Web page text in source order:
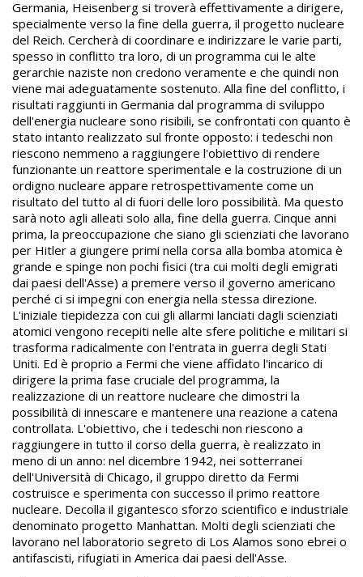
Germania, Heisenberg si troverà effettivamente a dirigere,
specialmente verso la fine della guerra, il progetto nucleare
del Reich. Cercherà di coordinare e indirizzare le varie parti,
spesso in conflitto tra loro, di un programma cui le alte
gerarchie naziste non credono veramente e che quindi non
viene mai adeguatamente sostenuto. Alla fine del conflitto, i
risultati raggiunti in Germania dal programma di sviluppo
dell'energia nucleare sono risibili, se confrontati con quanto è
stato intanto realizzato sul fronte opposto: i tedeschi non
rie­scono nemmeno a raggiungere l'obiettivo di rendere
funzionante un reattore sperimentale e la costruzione di un
ordigno nucleare appare retrospettivamente come un
risultato del tutto al di fuori delle loro possibi­lità. Ma questo
sarà noto agli alleati solo alla, fine della guerra. Cinque anni
prima, la preoccupazione che siano gli scienziati che lavorano
per Hitler a giungere primi nella corsa alla bomba atomica è
grande e spinge non pochi fisici (tra cui molti degli emigrati
dai paesi dell'Asse) a premere verso il governo americano
perché ci si impegni con energia nella stessa direzione.
L'iniziale tiepidezza con cui gli allarmi lanciati dagli scienziati
atomici vengono recepiti nelle alte sfere politiche e militari si
trasforma radicalmente con l'entrata in guerra degli Stati
Uniti. Ed è proprio a Fermi che viene affidato l'incarico di
dirigere la prima fase cruciale del programma, la
realizzazione di un reattore nucleare che dimostri la
possibilità di innescare e mantenere una reazione a catena
controllata. L'obiettivo, che i tedeschi non riescono a
raggiungere in tutto il corso della guerra, è realizzato in
meno di un anno: nel dicembre 1942, nei sotterranei
dell'Università di Chicago, il gruppo diretto da Fermi
costruisce e sperimenta con successo il primo reattore
nucleare. Decolla il gigantesco sforzo scientifico e industriale
denominato progetto Manhattan. Molti degli scienziati che
lavorano nel laboratorio segreto di Los Alamos sono ebrei o
antifascisti, rifugiati in America dai paesi dell'Asse.